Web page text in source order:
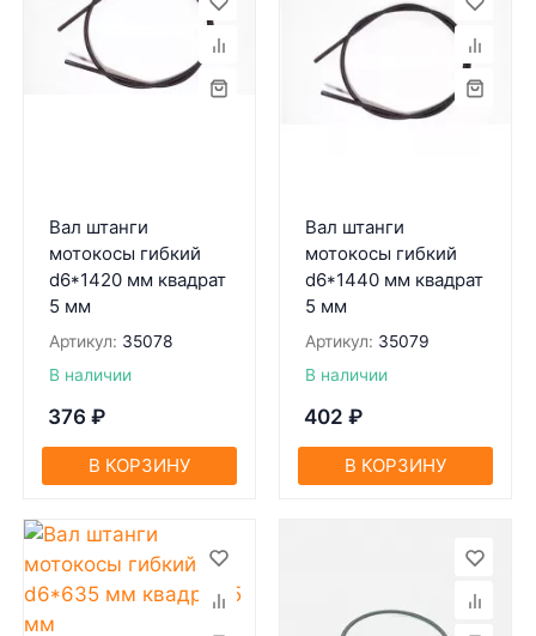
Вал штанги
мотокосы гибкий
d6*1420 мм квадрат
5 мм
Артикул: 35078
В наличии
376 ₽
В КОРЗИНУ
Вал штанги
мотокосы гибкий
d6*1440 мм квадрат
5 мм
Артикул: 35079
В наличии
402 ₽
В КОРЗИНУ